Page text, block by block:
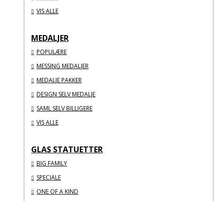
VIS ALLE
MEDALJER
POPULÆRE
MESSING MEDALJER
MEDALJE PAKKER
DESIGN SELV MEDALJE
SAML SELV BILLIGERE
VIS ALLE
GLAS STATUETTER
BIG FAMILY
SPECIALE
ONE OF A KIND